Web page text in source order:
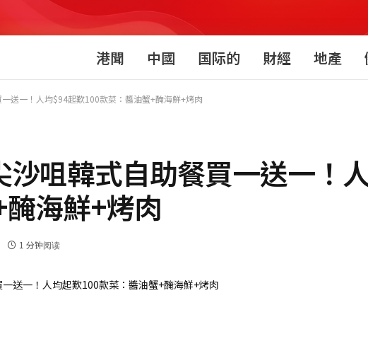
港聞 中國 国际的 財經 地產
送一！人均$94起歎100款菜：醬油蟹+醃海鮮+烤肉
沙咀韓式自助餐買一送一！
海鮮+烤肉
1 分钟阅读